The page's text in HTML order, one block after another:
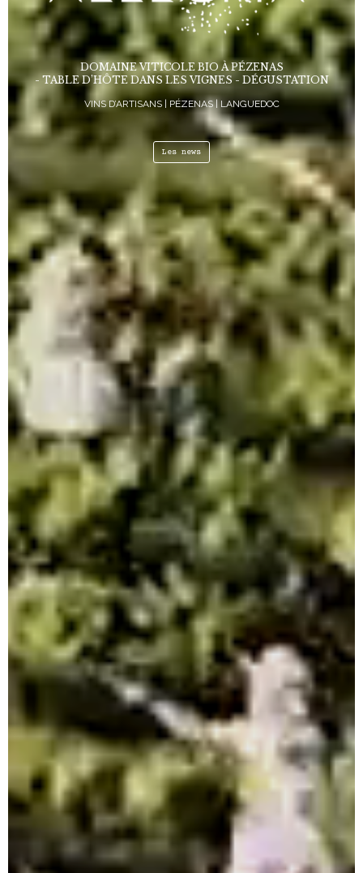
DOMAINE VITICOLE BIO À PÉZENAS
- TABLE D’HÔTE DANS LES VIGNES - DÉGUSTATION
VINS D’ARTISANS | PÉZENAS | LANGUEDOC
Les news